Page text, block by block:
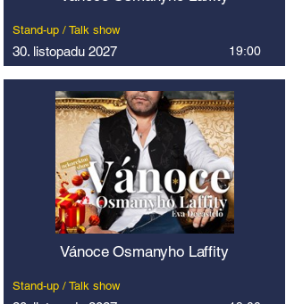
Stand-up / Talk show
30. listopadu 2027 19:00
Vánoce Osmanyho Laffity
Stand-up / Talk show